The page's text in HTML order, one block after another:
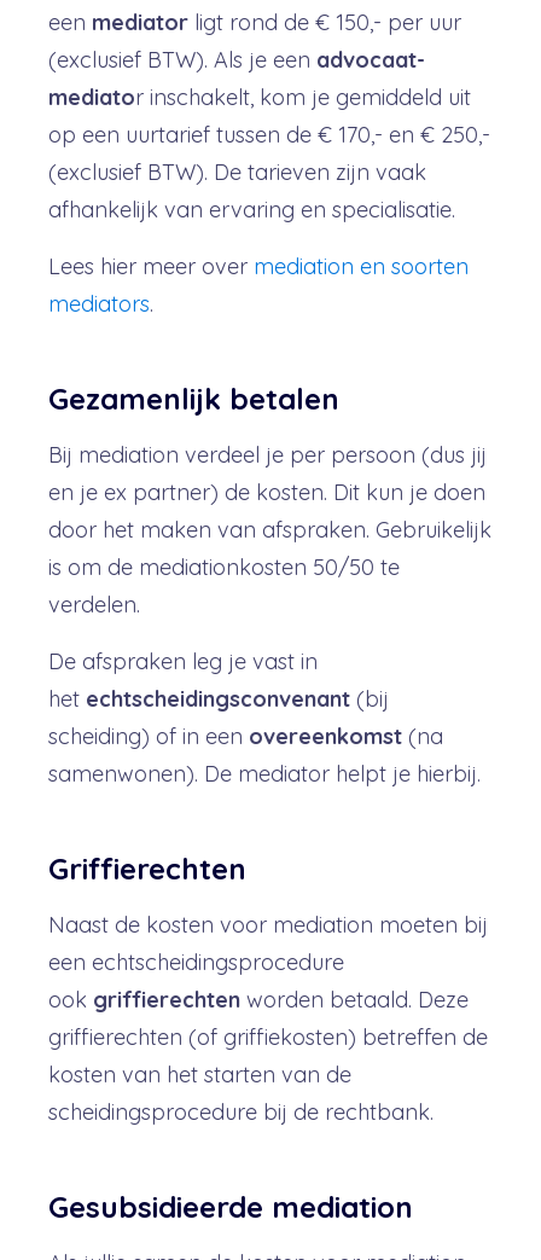
een mediator ligt rond de € 150,- per uur
(exclusief BTW). Als je een advocaat-
mediator inschakelt, kom je gemiddeld uit
op een uurtarief tussen de € 170,- en € 250,-
(exclusief BTW). De tarieven zijn vaak
afhankelijk van ervaring en specialisatie.
Lees hier meer over mediation en soorten
mediators.
Gezamenlijk betalen
Bij mediation verdeel je per persoon (dus jij
en je ex partner) de kosten. Dit kun je doen
door het maken van afspraken. Gebruikelijk
is om de mediationkosten 50/50 te
verdelen.
De afspraken leg je vast in
het echtscheidingsconvenant (bij
scheiding) of in een overeenkomst (na
samenwonen). De mediator helpt je hierbij.
Griffierechten
Naast de kosten voor mediation moeten bij
een echtscheidingsprocedure
ook griffierechten worden betaald. Deze
griffierechten (of griffiekosten) betreffen de
kosten van het starten van de
scheidingsprocedure bij de rechtbank.
Gesubsidieerde mediation